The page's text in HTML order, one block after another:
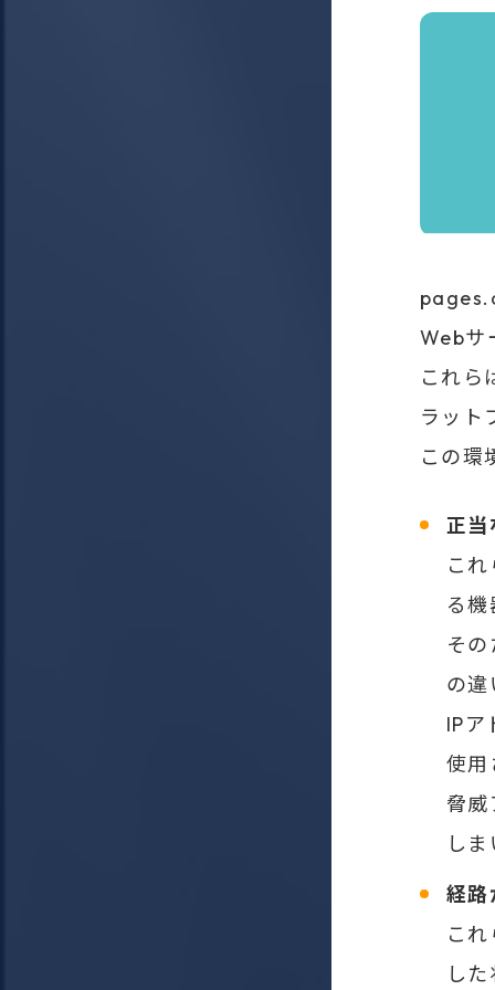
Webサ
これら
ラット
この環
正当
こ
る
そ
の
IPア
使
脅
し
経路
こ
し